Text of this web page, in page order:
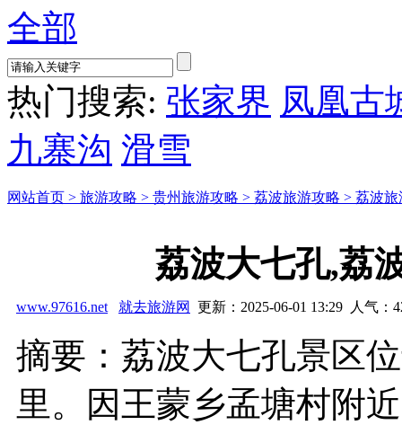
全部
热门搜索: 张家界 凤凰古
九寨沟 滑雪
网站首页 > 旅游攻略 > 贵州旅游攻略 > 荔波旅游攻略 > 荔波旅
荔波大七孔,荔
www.97616.net 就去旅游网 更新：2025-06-01 13:29 人气：
摘要：荔波大七孔景区
里。因王蒙乡孟塘村附